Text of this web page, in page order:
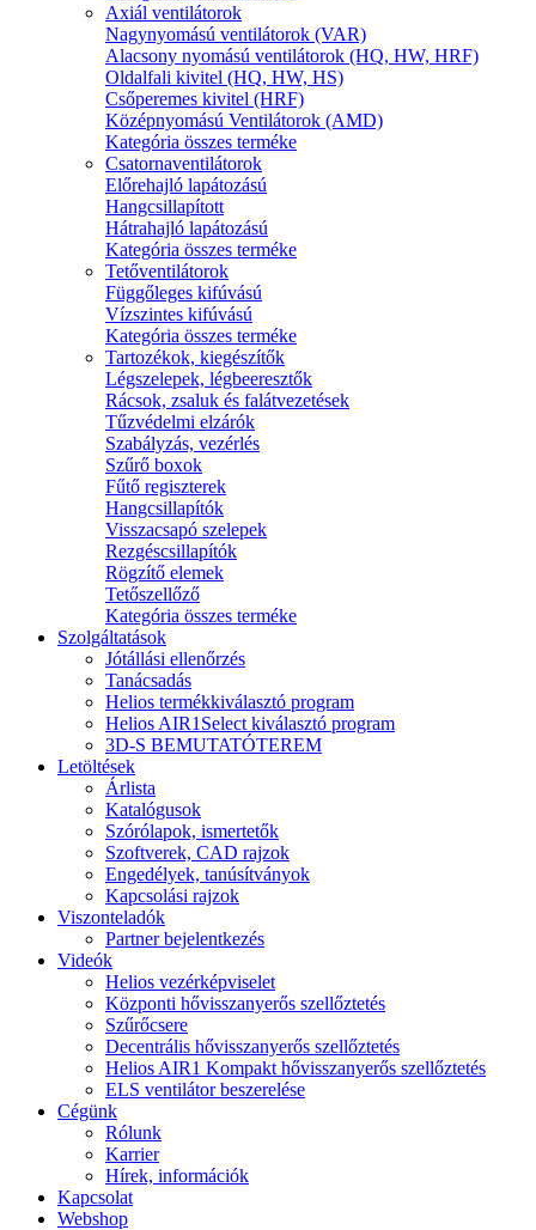
Axiál ventilátorok
Nagynyomású ventilátorok (VAR)
Alacsony nyomású ventilátorok (HQ, HW, HRF)
Oldalfali kivitel (HQ, HW, HS)
Csőperemes kivitel (HRF)
Középnyomású Ventilátorok (AMD)
Kategória összes terméke
Csatornaventilátorok
Előrehajló lapátozású
Hangcsillapított
Hátrahajló lapátozású
Kategória összes terméke
Tetőventilátorok
Függőleges kifúvású
Vízszintes kifúvású
Kategória összes terméke
Tartozékok, kiegészítők
Légszelepek, légbeeresztők
Rácsok, zsaluk és falátvezetések
Tűzvédelmi elzárók
Szabályzás, vezérlés
Szűrő boxok
Fűtő regiszterek
Hangcsillapítók
Visszacsapó szelepek
Rezgéscsillapítók
Rögzítő elemek
Tetőszellőző
Kategória összes terméke
Szolgáltatások
Jótállási ellenőrzés
Tanácsadás
Helios termékkiválasztó program
Helios AIR1Select kiválasztó program
3D-S BEMUTATÓTEREM
Letöltések
Árlista
Katalógusok
Szórólapok, ismertetők
Szoftverek, CAD rajzok
Engedélyek, tanúsítványok
Kapcsolási rajzok
Viszonteladók
Partner bejelentkezés
Videók
Helios vezérképviselet
Központi hővisszanyerős szellőztetés
Szűrőcsere
Decentrális hővisszanyerős szellőztetés
Helios AIR1 Kompakt hővisszanyerős szellőztetés
ELS ventilátor beszerelése
Cégünk
Rólunk
Karrier
Hírek, információk
Kapcsolat
Webshop